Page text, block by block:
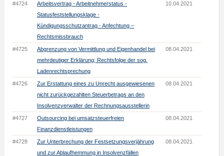
#4724
Arbeitsvertrag - Arbeitnehmerstatus -
Statusfeststellungsklage -
Kündigungsschutzantrag - Anfechtung –
Rechtsmissbrauch
10.04.2021
#4725
Abgrenzung von Vermittlung und Eigenhandel bei
mehrdeutiger Erklärung; Rechtsfolge der sog.
Ladenrechtsprechung
08.04.2021
#4726
Zur Erstattung eines zu Unrecht ausgewiesenen
nicht zurückgezahlten Steuerbetrags an den
Insolvenzverwalter der Rechnungsausstellerin
08.04.2021
#4727
Outsourcing bei umsatzsteuerfreien
Finanzdienstleistungen
08.04.2021
#4728
Zur Unterbrechung der Festsetzungsverjährung
und zur Ablaufhemmung in Insolvenzfällen
08.04.2021